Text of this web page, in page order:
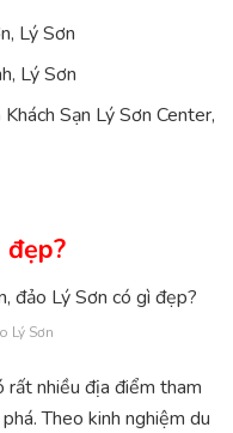
Lý Sơn
Lý Sơn
Sạn Lý Sơn Center,
đẹp?
Lý Sơn
nhiều địa điểm tham
Theo kinh nghiệm du